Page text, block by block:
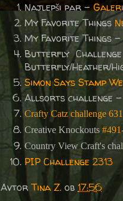
Najlepši par -
My Favorite Things
My Favorite Things -
Butterfly
Butterfly/Heather/
Simon Says Stamp
Allsorts challenge -
Crafty Catz challenge
Creative Knockouts
Country View Craft's
PIP Challenge 2313
AvtorTina Z. ob 17:56